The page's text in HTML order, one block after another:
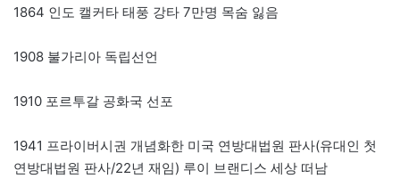
1864 인도 캘커타 태풍 강타 7만명 목숨 잃음
1908 불가리아 독립선언
1910 포르투갈 공화국 선포
1941 프라이버시권 개념화한 미국 연방대법원 판사(유대인 첫
연방대법원 판사/22년 재임) 루이 브랜디스 세상 떠남